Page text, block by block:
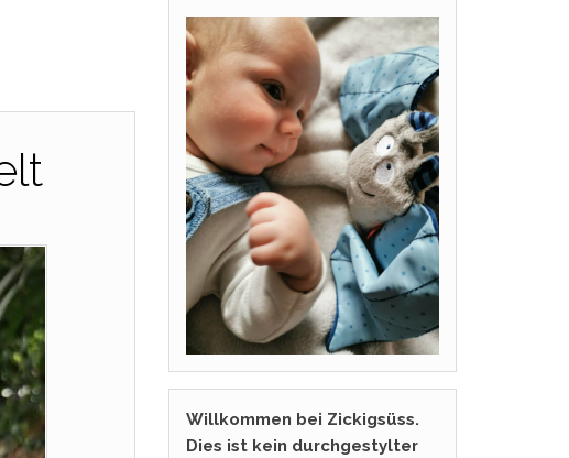
Willkommen bei Zickigsüss.
Dies ist kein durchgestylter